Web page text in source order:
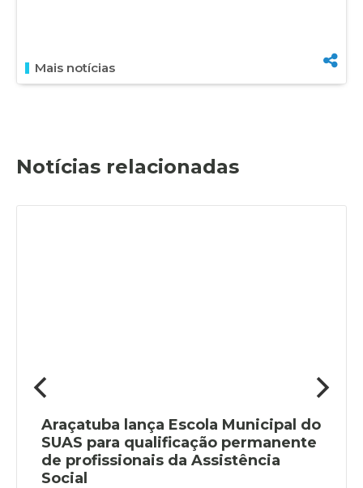
Mais notícias
Notícias relacionadas
Araçatuba lança Escola Municipal do
SUAS para qualificação permanente
de profissionais da Assistência
Social